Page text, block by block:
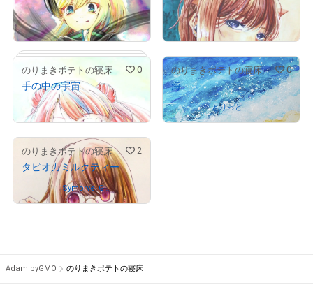
¥5,000 ($31.55)
Primary Sale
¥5,000 ($ 31.55)
Primary Sale
のりまきポテトの寝床 0
手の中の宇宙
Not on sale
のりまきポテトの寝床 0
海
Owned byとりっと
のりまきポテトの寝床 2
タピオカミルクティー
Owned bySymorve_Ge
voc
Adam byGMO のりまきポテトの寝床